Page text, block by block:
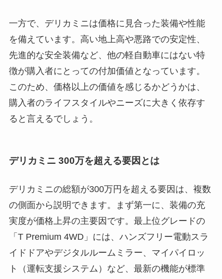
一方で、デリカミニは価格に見合った装備や性能
を備えています。高い地上高や悪路での安定性、
先進的な安全装備など、他の軽自動車にはない特
徴が購入者にとっての付加価値となっています。
このため、価格以上の価値を感じるかどうかは、
購入者のライフスタイルやニーズに大きく依存す
ると言えるでしょう。
デリカミニ 300万を超える要因とは
デリカミニの総額が300万円を超える要因は、複数
の側面から説明できます。まず第一に、装備の充
実度が価格上昇の主要因です。最上位グレードの
「T Premium 4WD」には、ハンズフリー電動スラ
イドドアやデジタルルームミラー、マイパイロッ
ト（運転支援システム）など、最新の機能が標準